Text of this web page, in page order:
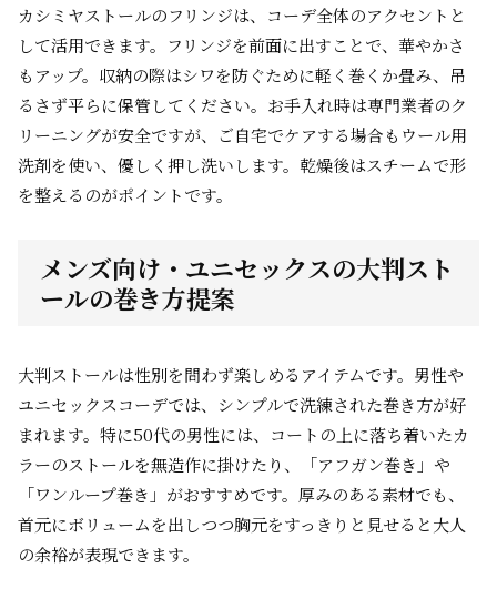
カシミヤストールのフリンジは、コーデ全体のアクセントと
して活用できます。フリンジを前面に出すことで、華やかさ
もアップ。収納の際はシワを防ぐために軽く巻くか畳み、吊
るさず平らに保管してください。お手入れ時は専門業者のク
リーニングが安全ですが、ご自宅でケアする場合もウール用
洗剤を使い、優しく押し洗いします。乾燥後はスチームで形
を整えるのがポイントです。
メンズ向け・ユニセックスの大判スト
ールの巻き方提案
大判ストールは性別を問わず楽しめるアイテムです。男性や
ユニセックスコーデでは、シンプルで洗練された巻き方が好
まれます。特に50代の男性には、コートの上に落ち着いたカ
ラーのストールを無造作に掛けたり、「アフガン巻き」や
「ワンループ巻き」がおすすめです。厚みのある素材でも、
首元にボリュームを出しつつ胸元をすっきりと見せると大人
の余裕が表現できます。